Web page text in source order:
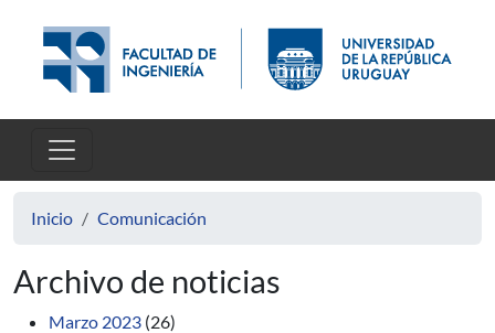
Inicio Comunicación
Archivo de noticias
Marzo 2023 (26)